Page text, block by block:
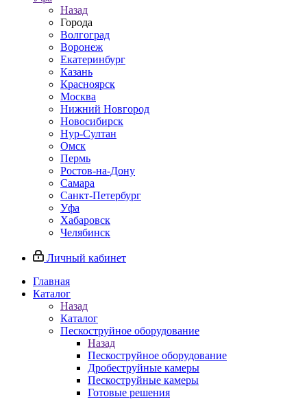
Назад
Города
Волгоград
Воронеж
Екатеринбург
Казань
Красноярск
Москва
Нижний Новгород
Новосибирск
Нур-Султан
Омск
Пермь
Ростов-на-Дону
Самара
Санкт-Петербург
Уфа
Хабаровск
Челябинск
Личный кабинет
Главная
Каталог
Назад
Каталог
Пескоструйное оборудование
Назад
Пескоструйное оборудование
Дробеструйные камеры
Пескоструйные камеры
Готовые решения